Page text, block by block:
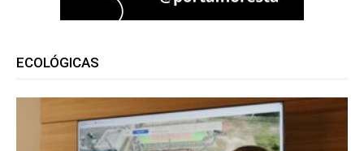
ECOLÓGICAS